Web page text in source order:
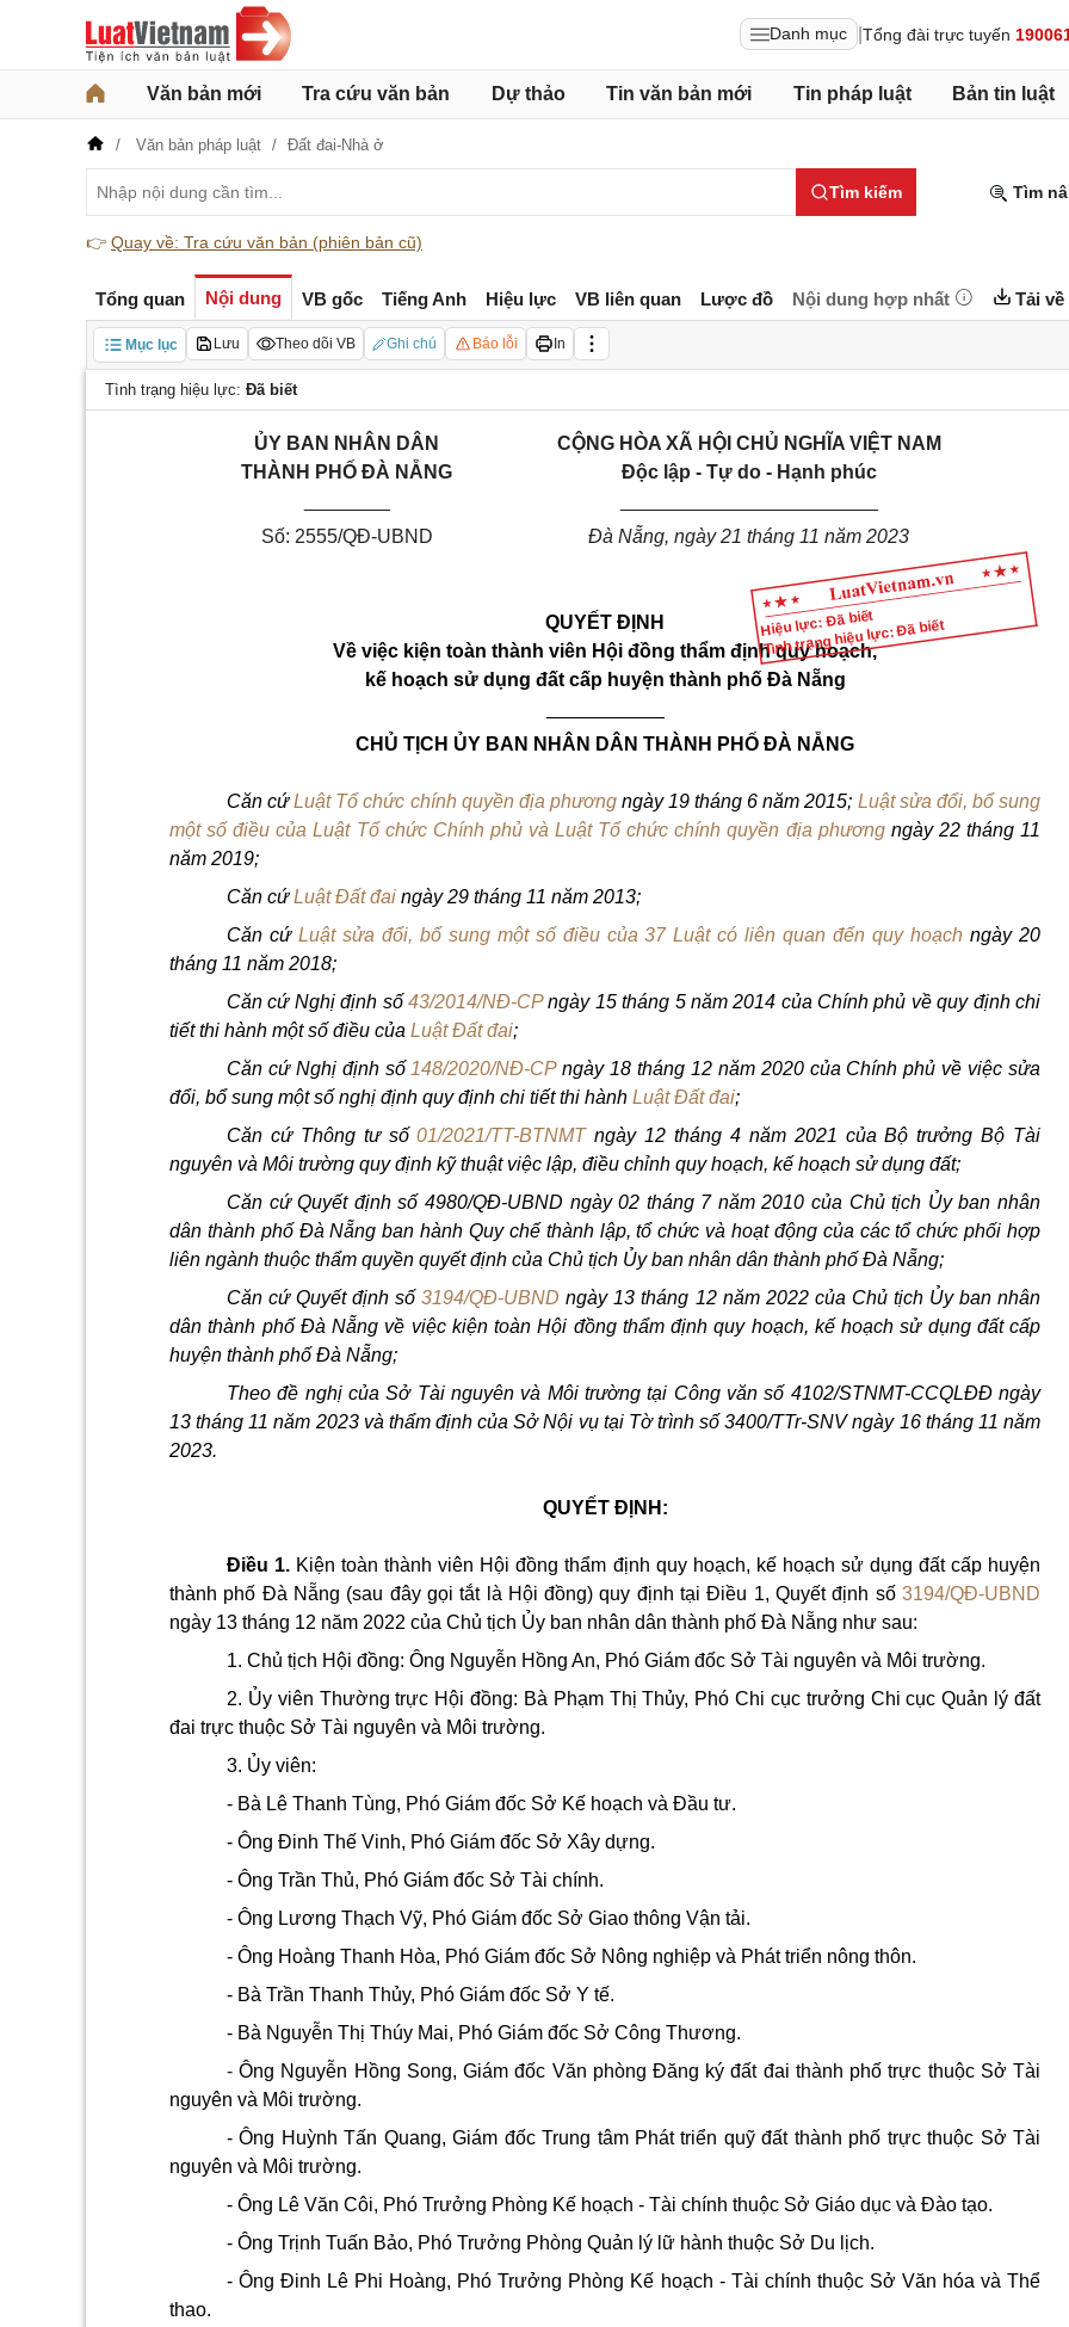
Danh mục Tổng đài trực tuyến
Văn bản mới Tra cứu văn bản Dự thảo Tin văn bản mới Tin pháp luật Bản tin luật
Văn bản pháp luật Đất đai-Nhà ở
Tìm kiếm Tìm
👉 Quay về: Tra cứu văn bản (phiên bản cũ)
Tổng quan Nội dung VB gốc Tiếng Anh Hiệu lực VB liên quan Lược đồ Nội dung hợp nhất Tải về
Mục lục Lưu Theo dõi VB Ghi chú Báo lỗi In
Tình trạng hiệu lực: Đã biết
Hiệu lực: Đã biết
Tình trạng hiệu lực: Đã biết
ỦY BAN NHÂN DÂN
THÀNH PHỐ ĐÀ NẴNG
Số: 2555/QĐ-UBND
CỘNG HÒA XÃ HỘI CHỦ NGHĨA VIỆT NAM
Độc lập - Tự do - Hạnh phúc
Đà Nẵng, ngày 21 tháng 11 năm 2023
QUYẾT ĐỊNH
Về việc kiện toàn thành viên Hội đồng thẩm định quy hoạch,
kế hoạch sử dụng đất cấp huyện thành phố Đà Nẵng
CHỦ TỊCH ỦY BAN NHÂN DÂN THÀNH PHỐ ĐÀ NẴNG
Căn cứLuật Tổ chức chính quyền địa phươngngày 19 tháng 6 năm 2015; Luật sửa đổi, bổ sung
một số điều của Luật Tổ chức Chính phủ và Luật Tổ chức chính quyền địa phươngngày 22 tháng 11
năm 2019;
Căn cứLuật Đất đai ngày 29 tháng 11 năm 2013;
Căn cứ Luật sửa đổi, bổ sung một số điều của 37 Luật có liên quan đến quy hoạch ngày 20
tháng 11 năm 2018;
Căn cứ Nghị định số 43/2014/NĐ-CPngày 15 tháng 5 năm 2014 của Chính phủ về quy định chi
tiết thi hành mộtsố điều của Luật Đất đai;
Căn cứ Nghị định số 148/2020/NĐ-CPngày 18 tháng 12 năm 2020 của Chính phủ về việc sửa
đổi, bổ sung một số nghị định quy định chi tiết thi hành Luật Đất đai;
Căn cứ Thông tư số01/2021/TT-BTNMTngày 12 tháng 4 năm 2021 của Bộ trưởng Bộ Tài
nguyên và Môi trường quy định kỹ thuật việc lập, điều chỉnh quy hoạch, kế hoạch sử dụng đất;
Căn cứ Quyết định số 4980/QĐ-UBND ngày 02 tháng 7 năm 2010 của Chủ tịch Ủy ban nhân
dân thành phố ĐàNẵngban hành Quy chế thành lập, tổ chức và hoạt động của các tổ chức phối hợp
liên ngành thuộc thẩm quyền quyết định của Chủ tịch Ủy ban nhân dân thành phố Đà Nẵng;
Căn cứ Quyết định số3194/QĐ-UBND ngày 13 tháng 12 năm 2022 của Chủ tịch Ủy ban nhân
dân thành phố Đà Nẵng về việc kiện toàn Hội đồng thẩm định quy hoạch, kế hoạch sử dụng đất cấp
huyện thành phố Đà Nẵng;
Theo đề nghị của Sở Tài nguyên và Môi trường tại Công văn số 4102/STNMT-CCQLĐĐ ngày
13 tháng 11 năm 2023 và thẩm định của Sở Nội vụ tại Tờ trình số 3400/TTr-SNV ngày 16 tháng 11 năm
2023.
QUYẾT ĐỊNH:
Điều 1. Kiện toàn thành viên Hội đồng thẩm định quy hoạch, kế hoạch sử dụng đất cấp huyện
thành phố Đà Nẵng (sau đây gọi tắt là Hội đồng) quy định tại Điều 1, Quyết định số3194/QĐ-UBND
ngày 13 tháng 12 năm 2022 của Chủ tịch Ủy ban nhân dân thành phố Đà Nẵng như sau:
1. Chủ tịch Hội đồng: Ông Nguyễn Hồng An, Phó Giám đốc Sở Tài nguyên và Môi trường.
2. Ủy viên Thường trực Hội đồng: Bà Phạm Thị Thủy, Phó Chi cục trưởng Chi cục Quản lý đất
đai trực thuộc Sở Tài nguyên và Môi trường.
3. Ủy viên:
- Bà Lê Thanh Tùng, Phó Giám đốc Sở Kế hoạch và Đầu tư.
- Ông Đinh Thế Vinh, Phó Giám đốc Sở Xây dựng.
- Ông Trần Thủ, Phó Giám đốc Sở Tài chính.
- Ông Lương Thạch Vỹ, Phó Giám đốc Sở Giao thông Vận tải.
- Ông Hoàng Thanh Hòa, Phó Giám đốc Sở Nông nghiệp và Phát triển nông thôn.
- Bà Trần Thanh Thủy, Phó Giám đốc Sở Y tế.
- Bà Nguyễn Thị Thúy Mai, Phó Giám đốc Sở Công Thương.
-Ông Nguyễn Hồng Song, Giám đốc Văn phòng Đăng ký đất đai thành phố trực thuộc Sở Tài
nguyên và Môi trường.
- Ông Huỳnh Tấn Quang, Giám đốc Trung tâm Phát triển quỹ đất thành phố trực thuộc Sở Tài
nguyên và Môi trường.
- Ông Lê Văn Côi, Phó Trưởng Phòng Kế hoạch - Tài chính thuộc Sở Giáo dục và Đào tạo.
- Ông Trịnh Tuấn Bảo, Phó Trưởng Phòng Quản lý lữ hành thuộc Sở Du lịch.
- Ông Đinh Lê Phi Hoàng, Phó Trưởng Phòng Kế hoạch - Tài chính thuộc Sở Văn hóa và Thể
thao.